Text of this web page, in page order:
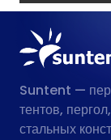
Suntent —
тентов,
стальных